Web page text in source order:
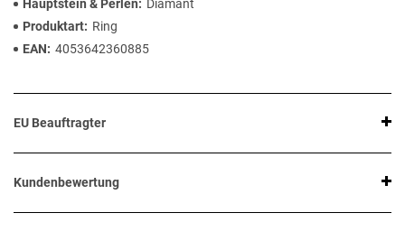
Hauptstein & Perlen
Diamant
Produktart
Ring
EAN
4053642360885
EU Beauftragter
Kundenbewertung